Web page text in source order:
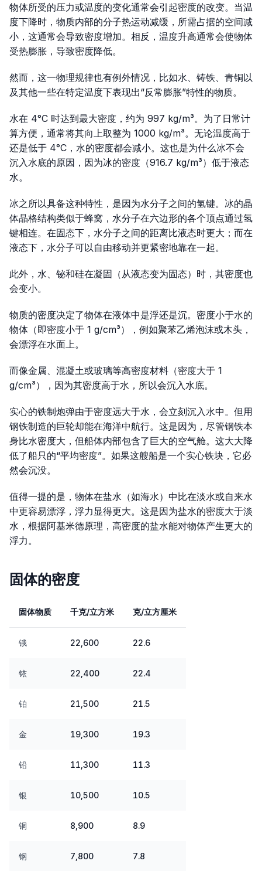
物体所受的压力或温度的变化通常会引起密度的改变。当温
度下降时，物质内部的分子热运动减缓，所需占据的空间减
小，这通常会导致密度增加。相反，温度升高通常会使物体
受热膨胀，导致密度降低。
然而，这一物理规律也有例外情况，比如水、铸铁、青铜以
及其他一些在特定温度下表现出“反常膨胀”特性的物质。
水在 4°C 时达到最大密度，约为 997 kg/m³。为了日常计
算方便，通常将其向上取整为 1000 kg/m³。无论温度高于
还是低于 4°C，水的密度都会减小。这也是为什么冰不会
沉入水底的原因，因为冰的密度（916.7 kg/m³）低于液态
水。
冰之所以具备这种特性，是因为水分子之间的氢键。冰的晶
体晶格结构类似于蜂窝，水分子在六边形的各个顶点通过氢
键相连。在固态下，水分子之间的距离比液态时更大；而在
液态下，水分子可以自由移动并更紧密地靠在一起。
此外，水、铋和硅在凝固（从液态变为固态）时，其密度也
会变小。
物质的密度决定了物体在液体中是浮还是沉。密度小于水的
物体（即密度小于 1 g/cm³），例如聚苯乙烯泡沫或木头，
会漂浮在水面上。
而像金属、混凝土或玻璃等高密度材料（密度大于 1
g/cm³），因为其密度高于水，所以会沉入水底。
实心的铁制炮弹由于密度远大于水，会立刻沉入水中。但用
钢铁制造的巨轮却能在海洋中航行。这是因为，尽管钢铁本
身比水密度大，但船体内部包含了巨大的空气舱。这大大降
低了船只的“平均密度”。如果这艘船是一个实心铁块，它必
然会沉没。
值得一提的是，物体在盐水（如海水）中比在淡水或自来水
中更容易漂浮，浮力显得更大。这是因为盐水的密度大于淡
水，根据阿基米德原理，高密度的盐水能对物体产生更大的
浮力。
固体的密度
固体物质 千克/立方米 克/立方厘米
锇 22,600 22.6
铱 22,400 22.4
铂 21,500 21.5
金 19,300 19.3
铅 11,300 11.3
银 10,500 10.5
铜 8,900 8.9
钢 7,800 7.8